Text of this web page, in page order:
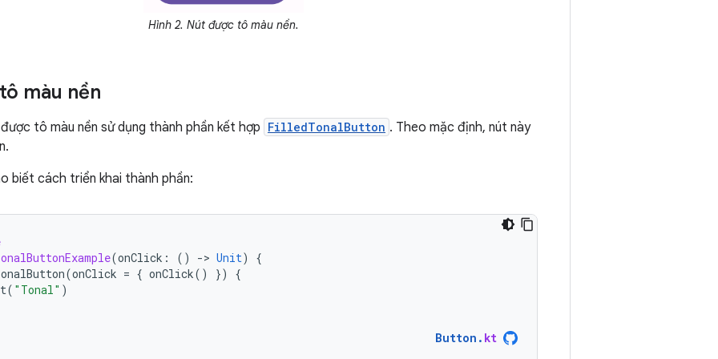
Hình 2. Nút được tô màu nền.
màu nền
tô màu nền sử dụng thành phần kết hợp FilledTonalButton . Theo mặc định, nút này
biết cách triển khai thành phần:
(onClick : () -> Unit)
{
(onClick = { onClick() })
{
( "Tonal" )
Button . kt